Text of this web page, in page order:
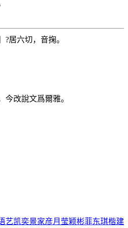
居六切，音掬。
改說文爲爾雅。
艺凯奕景家彦月 莹颖彬菲东琪楷建